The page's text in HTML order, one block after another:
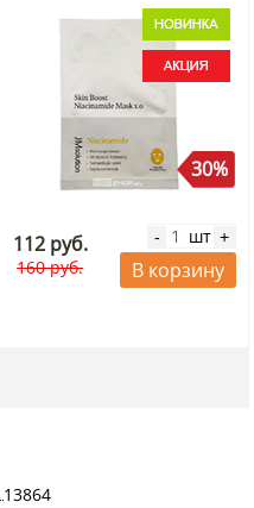
30%
112 руб.
160 руб.
- шт +
В корзину
13864